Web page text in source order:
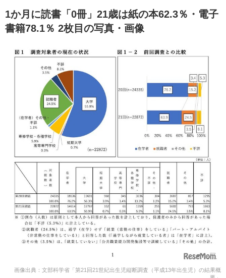
1か月に読書「0冊」21歳は紙の本62.3％・電子
書籍78.1％ 2枚目の写真・画像
画像出典：文部科学省「第21回21世紀出生児縦断調査（平成13年出生児）の結果概